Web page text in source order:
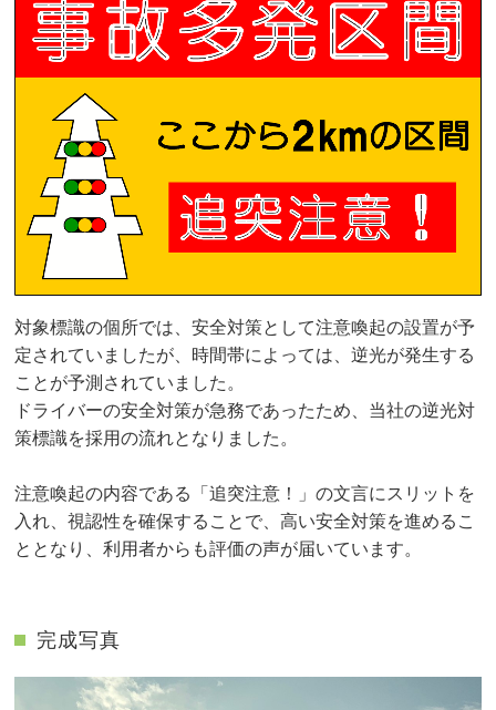
対象標識の個所では、安全対策として注意喚起の設置が予
定されていましたが、時間帯によっては、逆光が発生する
ことが予測されていました。
ドライバーの安全対策が急務であったため、当社の逆光対
策標識を採用の流れとなりました。
注意喚起の内容である「追突注意！」の文言にスリットを
入れ、視認性を確保することで、高い安全対策を進めるこ
ととなり、利用者からも評価の声が届いています。
完成写真